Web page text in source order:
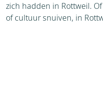
zich hadden in Rottweil.
of cultuur snuiven, in